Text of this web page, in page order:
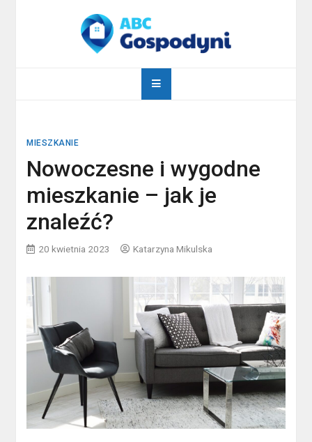
abcgospodyni.pl
MIESZKANIE
Nowoczesne i wygodne
mieszkanie – jak je
znaleźć?
20 kwietnia 2023 Katarzyna Mikulska